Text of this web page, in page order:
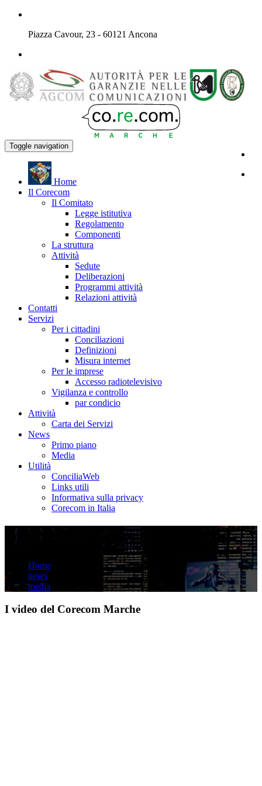
Piazza Cavour, 23 - 60121 Ancona
Toggle navigation
Home
Il Corecom
Il Comitato
Legge istitutiva
Regolamento
Componenti
La struttura
Attività
Sedute
Deliberazioni
Programmi attività
Relazioni attività
Contatti
Servizi
Per i cittadini
Conciliazioni
Definizioni
Misura internet
Per le imprese
Accesso radiotelevisivo
Vigilanza e controllo
par condicio
Attività
Carta dei Servizi
News
Primo piano
Media
Utilità
ConciliaWeb
Links utili
Informativa sulla privacy
Corecom in Italia
I video del Corecom Marche
Home
news
media
I video del Corecom Marche